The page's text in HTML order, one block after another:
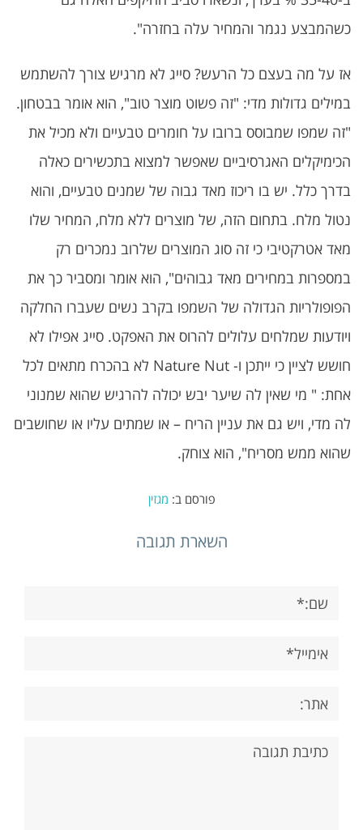
כשהמבצע נגמר והמחיר עלה בחזרה".
אז על מה בעצם כל הרעש? סייג לא מרגיש צורך להשתמש
במילים גדולות מדי: "זה פשוט מוצר טוב", הוא אומר בבטחון.
"זה שמפו שמבוסס ברובו על חומרים טבעיים ולא מכיל את
הכימיקלים האגרסיביים שאפשר למצוא בתכשירים כאלה
בדרך כלל. יש בו ריכוז מאד גבוה של שמנים טבעיים, והוא
נטול מלח. בתחום הזה, של מוצרים ללא מלח, המחיר שלו
מאד אטרקטיבי כי זה סוג המוצרים שלרוב נמכרים רק
במספרות במחירים מאד גבוהים", הוא אומר ומסביר כך את
הפופולריות הגדולה של השמפו בקרב נשים שעברו החלקה
ויודעות שמלחים עלולים להרוס את האפקט. סייג אפילו לא
חושש לציין כי ייתכן ו- Nature Nut לא בהכרח מתאים לכל
אחת: " מי שאין לה שיער יבש יכולה להרגיש שהוא שמנוני
לה מדי, ויש גם את עניין הריח – או שמתים עליו או שחושבים
שהוא ממש מסריח", הוא צוחק.
פורסם ב: מגזין
השארת תגובה
אימייל*
תגובה: